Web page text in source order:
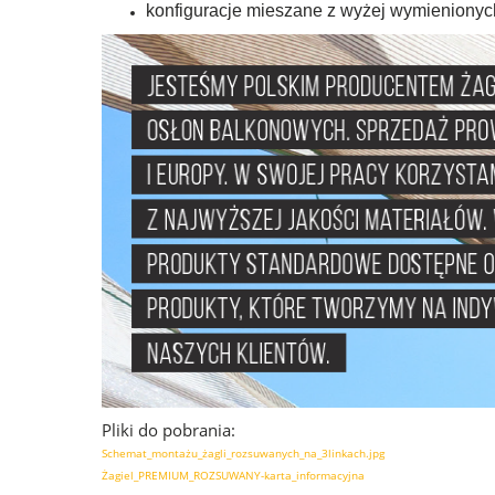
konfiguracje mieszane z wyżej
Pliki do pobrania:
Schemat_montażu_żagli_rozsuwanych_na_3linkach.jpg
Żagiel_PREMIUM_ROZSUWANY-karta_informacyjna